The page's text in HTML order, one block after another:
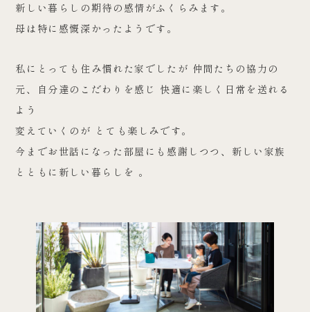
新しい暮らしの期待の感情がふくらみます。
母は特に感慨深かったようです。
私にとっても住み慣れた家でしたが 仲間たちの協力の
元、自分達のこだわりを感じ 快適に楽しく日常を送れる
よう
変えていくのが とても楽しみです。
今までお世話になった部屋にも感謝しつつ、新しい家族
とともに新しい暮らしを 。